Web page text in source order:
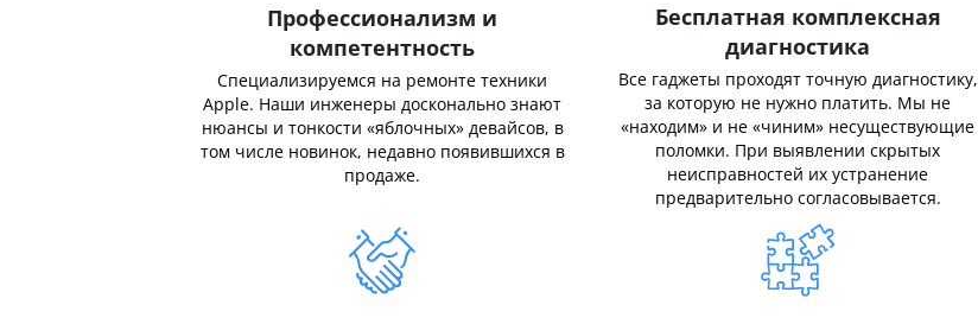
Профессионализм и
компетентность
Специализируемся на ремонте техники
Apple. Наши инженеры досконально знают
нюансы и тонкости «яблочных» девайсов, в
том числе новинок, недавно появившихся в
продаже.
Бесплатная комплексная
диагностика
Все гаджеты проходят точную диагностику,
за которую не нужно платить. Мы не
«находим» и не «чиним» несуществующие
поломки. При выявлении скрытых
неисправностей их устранение
предварительно согласовывается.